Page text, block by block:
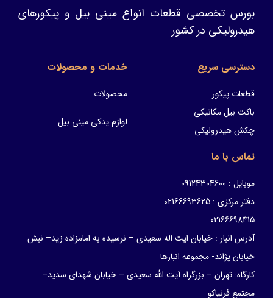
بورس تخصصی قطعات انواع مینی بیل و پیکورهای
هیدرولیکی در کشور
دسترسی سریع
قطعات پیکور
باکت بیل مکانیکی
چکش هیدرولیکی
خدمات و محصولات
محصولات
لوازم یدکی مینی بیل
تماس با ما
موبایل : 09124304600
دفتر مرکزی : 02166693625
02166698415
آدرس انبار : خیابان ایت اله سعیدی – نرسیده به امامزاده زید– نبش
خیابان پژاند- مجموعه انبارها
کارگاه: تهران – بزرگراه آیت الله سعیدی – خیابان شهدای سدید–
مجتمع فرنیاکو